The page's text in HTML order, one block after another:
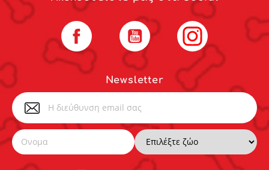
Newsletter
Facebook YouTube Instagram